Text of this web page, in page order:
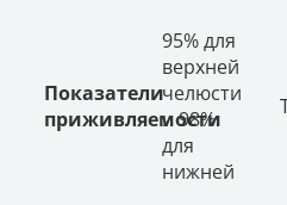
Показатели
приживляемости
95% для
верхней
челюсти
и 98%
для
нижней